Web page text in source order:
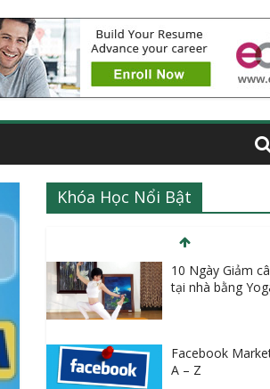
Khóa Học Nổi Bật
10 Ngày Giảm
tại nhà bằng
Facebook
A – Z